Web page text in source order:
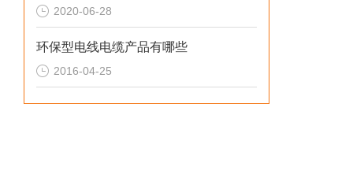
2020-06-28
环保型电线电缆产品有哪些
2016-04-25